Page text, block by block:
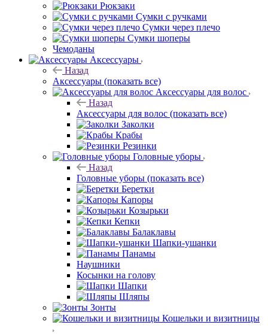
Рюкзаки
Сумки с ручками
Сумки через плечо
Сумки шоперы
Чемоданы
Аксессуары
Назад
Аксессуары (показать все)
Аксессуары для волос
Назад
Аксессуары для волос (показать все)
Заколки
Крабы
Резинки
Головные уборы
Назад
Головные уборы (показать все)
Беретки
Капоры
Козырьки
Кепки
Балаклавы
Шапки-ушанки
Панамы
Наушники
Косынки на голову
Шапки
Шляпы
Зонты
Кошельки и визитницы